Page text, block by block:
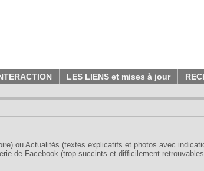
LES LIENS et mises à jour
ou Actualités (textes explicatifs et photos avec
de Facebook (trop succints et difficilement